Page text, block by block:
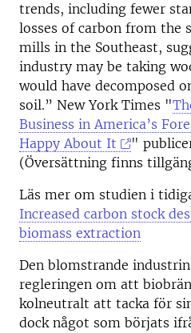
trends, including fewer
losses of carbon from the
mills in the Southeast,
industry may be taking
would have decomposed
soil.” New York Times "
Business in America’s
Happy About It
"
(Översättning finns
Läs mer om studien i
Increased carbon stock
biomass extraction
Den blomstrande
regleringen om att
kolneutralt att tacka för
dock något som börjats